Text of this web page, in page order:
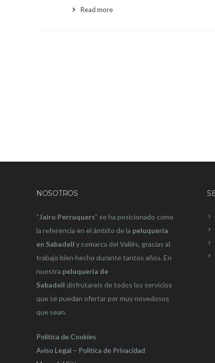
Read more
NOSOTROS
“Jairo Perruquers” se ha posicionado como
la referencia en el ámbito de la peluquería
en Sabadell y comarca del Vallès, gracias al
trabajo bien hecho durante tantos años. En
nuestra peluquería de
Sabadell disfrutareis de todos los servicios
que se puedan ofertar por muy novedosos
que sean.
Política de Cookies
Aviso Legal – Política de Privacidad